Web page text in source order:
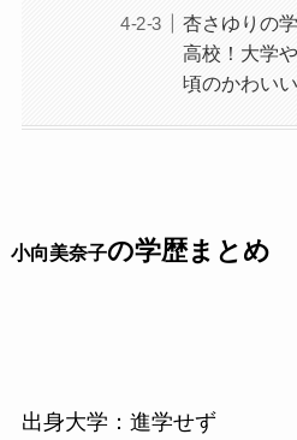
杏さゆりの
高校！大学
頃のかわい
小向美奈子の学歴まとめ
出身大学：進学せず